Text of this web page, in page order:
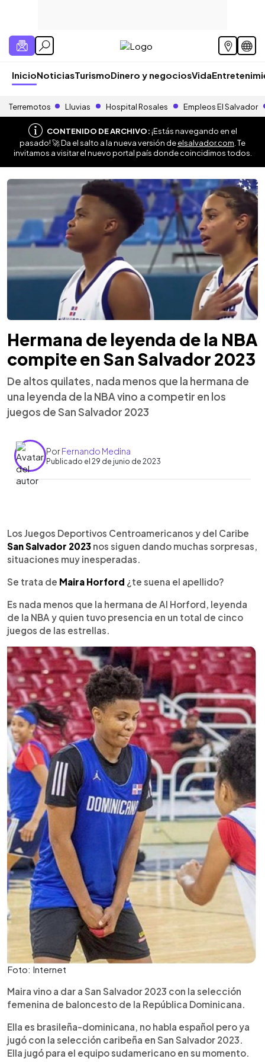
InicioNoticiasTurismoDinero y negociosVida
Terremotos Lluvias Hospital Rosales Empleos El Salvador
CONTENIDO DE ARCHIVO:¡Estás navegando en el
pasado! 🚀 Da el salto a la nueva versión deelsalvador.com . Te
invitamos a visitar el nuevo portal país donde coincidimos todos.
Hermana de leyenda de la NBA
compite en San Salvador 2023
De altos quilates, nada menos que la hermana de
una leyenda de la NBA vino a competir en los
juegos de San Salvador 2023
PorFernando Medina
Publicado el 29 de junio de 2023
Escuchar artículo
Los Juegos Deportivos Centroamericanos y del Caribe
San Salvador 2023 nos siguen dando muchas sorpresas,
situaciones muy inesperadas.
Se trata de Maira Horford ¿te suena el apellido?
Es nada menos que la hermana de Al Horford, leyenda
de la NBA y quien tuvo presencia en un total de cinco
juegos de las estrellas.
Foto: Internet
Maira vino a dar a San Salvador 2023 con la selección
femenina de baloncesto de la República Dominicana.
Ella es brasileña-dominicana, no habla español pero ya
jugó con la selección caribeña en San Salvador 2023.
Ella jugó para el equipo sudamericano en su momento.